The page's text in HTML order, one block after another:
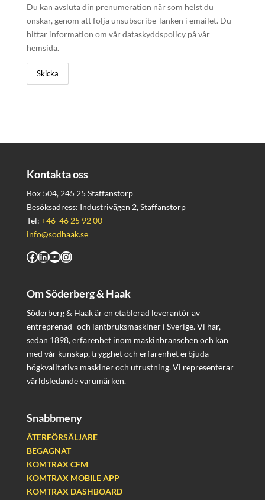
Du kan avsluta din prenumeration när som helst du
önskar, genom att följa unsubscribe-länken i emailet. Du
hittar information om vår dataskyddspolicy på vår
hemsida.
Kontakta oss
Box 504, 245 25 Staffanstorp
Besöksadress: Industrivägen 2, Staffanstorp
Tel: +46 46 25 92 00
info@sodhaak.se
Facebook
LinkedIn
YouTube
Instagram
Om Söderberg & Haak
Söderberg & Haak är en etablerad leverantör av
entreprenad- och lantbruksmaskiner i Sverige. Vi har,
sedan 1898, erfarenhet inom maskinbranschen och kan
med vår kunskap, trygghet och erfarenhet erbjuda
högkvalitativa maskiner och utrustning. Vi representerar
världsledande varumärken.
Snabbmeny
ÅTERFÖRSÄLJARE
BEGAGNAT
KOMTRAX CFM
KOMTRAX MOBILE APP
KOMTRAX DASHBOARD